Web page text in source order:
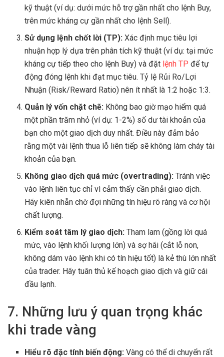
kỹ thuật (ví dụ: dưới mức hỗ trợ gần nhất cho lệnh Buy,
trên mức kháng cự gần nhất cho lệnh Sell).
Sử dụng lệnh chốt lời (TP): Xác định mục tiêu lợi
nhuận hợp lý dựa trên phân tích kỹ thuật (ví dụ: tại mức
kháng cự tiếp theo cho lệnh Buy) và đặt lệnh TP để tự
động đóng lệnh khi đạt mục tiêu. Tỷ lệ Rủi Ro/Lợi
Nhuận (Risk/Reward Ratio) nên ít nhất là 1:2 hoặc 1:3.
Quản lý vốn chặt chẽ: Không bao giờ mạo hiểm quá
một phần trăm nhỏ (ví dụ: 1-2%) số dư tài khoản của
bạn cho một giao dịch duy nhất. Điều này đảm bảo
rằng một vài lệnh thua lỗ liên tiếp sẽ không làm cháy tài
khoản của bạn.
Không giao dịch quá mức (overtrading): Tránh việc
vào lệnh liên tục chỉ vì cảm thấy cần phải giao dịch.
Hãy kiên nhẫn chờ đợi những tín hiệu rõ ràng và cơ hội
chất lượng.
Kiểm soát tâm lý giao dịch: Tham lam (gồng lời quá
mức, vào lệnh khối lượng lớn) và sợ hãi (cắt lỗ non,
không dám vào lệnh khi có tín hiệu tốt) là kẻ thù lớn nhất
của trader. Hãy tuân thủ kế hoạch giao dịch và giữ cái
đầu lạnh.
7. Những lưu ý quan trọng khác
khi trade vàng
Hiểu rõ đặc tính biến động: Vàng có thể di chuyển rất